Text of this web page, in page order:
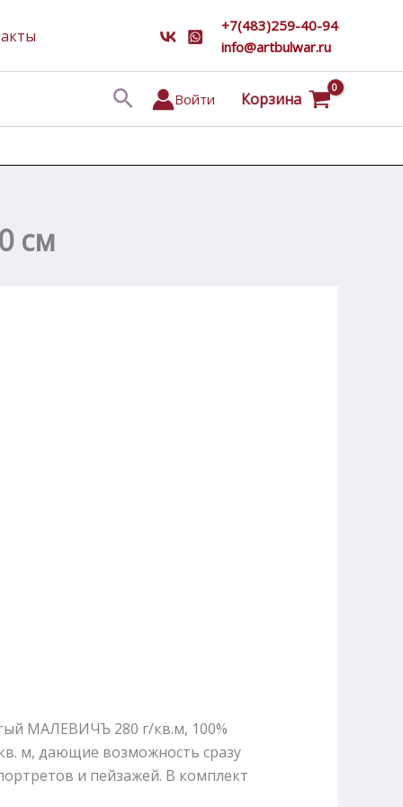
+7(483)259-40-94
info@artbulwar.ru
ПоискВойти Корзина
см
МАЛЕВИЧЪ 280 г/кв.м, 100%
м, дающие возможность сразу
и пейзажей. В комплект